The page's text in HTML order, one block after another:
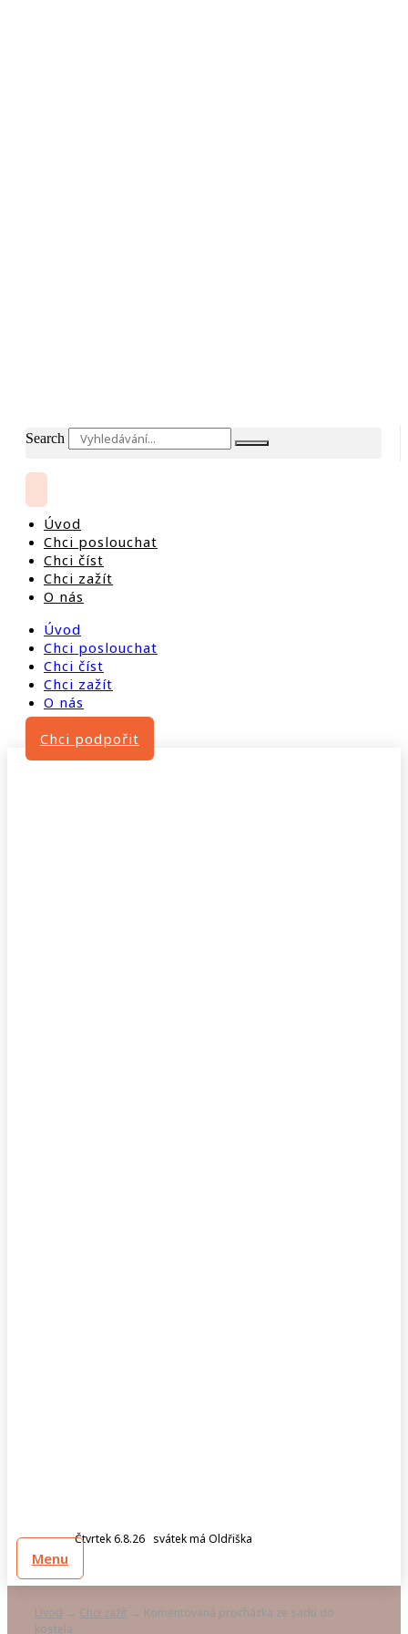
Search
Úvod
Chci poslouchat
Chci číst
Chci zažít
O nás
Úvod
Chci poslouchat
Chci číst
Chci zažít
O nás
Chci podpořit
Čtvrtek 6.8.26 svátek má Oldřiška
Menu
Úvod → Chci zažít → Komentovaná procházka ze sadu do
kostela